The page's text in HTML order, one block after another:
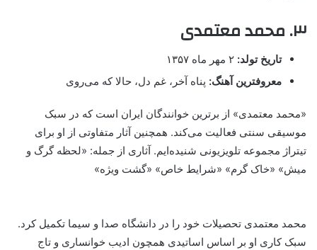
۳. محمد معتمدی
تاریخ تولد: ۲ مهر ماه ۱۳۵۷
معروفترین آهنگ: پناه آخر، غم دل، حالا که می‌روی
«محمد معتمدی» از برترین خوانندگان ایران است که در سبک
موسیقی سنتی فعالیت می‌کند. همچنین آثار متفاوتی از او برای
تیتراژ مجموعه تلویزیونی شنیده‌ایم. آثاری از جمله: «لحظه گرگ و
میش» «خاک گرم» «شرایط خاص» «گشت ویژه»
محمد معتمدی تحصیلات خود را در دانشگاه صدا و سیما تکمیل کرد.
سبک کاری او بر اساس اساتیدی همچون ادیب خوانساری و تاج